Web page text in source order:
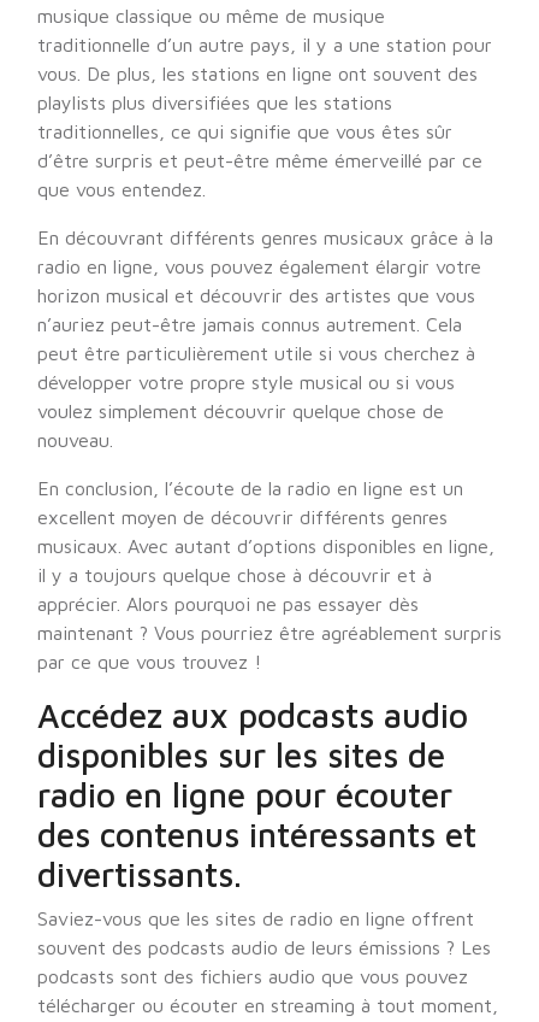
musique classique ou même de musique
traditionnelle d’un autre pays, il y a une station pour
vous. De plus, les stations en ligne ont souvent des
playlists plus diversifiées que les stations
traditionnelles, ce qui signifie que vous êtes sûr
d’être surpris et peut-être même émerveillé par ce
que vous entendez.
En découvrant différents genres musicaux grâce à la
radio en ligne, vous pouvez également élargir votre
horizon musical et découvrir des artistes que vous
n’auriez peut-être jamais connus autrement. Cela
peut être particulièrement utile si vous cherchez à
développer votre propre style musical ou si vous
voulez simplement découvrir quelque chose de
nouveau.
En conclusion, l’écoute de la radio en ligne est un
excellent moyen de découvrir différents genres
musicaux. Avec autant d’options disponibles en ligne,
il y a toujours quelque chose à découvrir et à
apprécier. Alors pourquoi ne pas essayer dès
maintenant ? Vous pourriez être agréablement surpris
par ce que vous trouvez !
Accédez aux podcasts audio
disponibles sur les sites de
radio en ligne pour écouter
des contenus intéressants et
divertissants.
Saviez-vous que les sites de radio en ligne offrent
souvent des podcasts audio de leurs émissions ? Les
podcasts sont des fichiers audio que vous pouvez
télécharger ou écouter en streaming à tout moment,